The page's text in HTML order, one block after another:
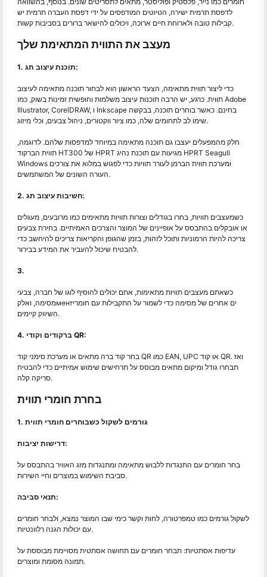
לדפסת תרמית ישירה, הטיוטים המודפסים על ידי דפסת העברה תרמית יש
קבילות טובה ולארוחת חיים ארוכה, ויכולים להישאר ברורים בסביבות קשות.
מעצב את התווית המתאימת שלך
1. תוכנת עיצוב תג:
כדי ליצור תווית מתאימה, הצעד הראשון הוא לבחור תוכנה מתאימה לעיצוב
תווית. כרגע, יש הרבה תוכנות עיצוב משלמות וחופשית זמינות בשוק, כמו Adobe
Illustrator, CorelDRAW, ו Inkscape בחינם. כאשר בוחרים תוכנה, בבקשה
שימו לב לתחומים שלה, כמו ציור ווקטורים, ניהול צבעים, וכלי מיזוג.
חלק מהמפעלים יעצבו גם תוכנה מתאימה במיוחד למדפסות שלהם. לדוגמה,
תווית הברקוד HT300 של HPRT מגיעות עם תוכנת נהיג HPRT Seagull
Windows ומערכת תווית הברמן לעורר תוויות כדי לפגוש במלוא את צורכים
העורה השונים של המשתמשים.
2. חשיבות עיצוב תג:
כשמעצבים תוויות, בחרו בגודלים וצורות תוויות מתאימים כמו מרובעים, מעגלים
או אובקלים בהתבסס על אופיינים של המוצר והצרכים האמיתיים. בחירת צבעים
צריכה להיות הרמוניות ותוכל לזהות, בזמן שהגופן והקריאות צריכים להיחשב כדי
להבטיח שיכול להעביר את המידע בבירור.
3.
כשאתם מעצבים תוויות מתאימות, אתם יכולים להוסיף לוגו של חברה, צבעי
מסימה, ואלקментים אחרים של מסימה כדי לשמור על התקבילות עם חומרי
השיווק קיימים.
4. ברקודים וקודי QR:
בחר קוד ברה מתאים או מערכת סימני קוד QR כמו EAN, UPC או קוד QR. ואז
תבחרו גודל ומיקום מתאים מבוסס על תרחישים שימוש אמיתיים כדי להבטיח
סריקה קלה.
בחרת חומרי תווית
1. גורמים לשקול כשבוחרים חומרי תווית
דרישות יציבות:
בחר חומרים עם התנגדות ללבוש מתאימה ומתנגדות מזג האוויר בהתבסס על
סביבת השימוש במוצרים וחיי השירות.
תנאי סביבה:
לשקול גורמים כמו טמפרטורה, לחות וקשר כימי שבו המוצר נמצא, ולבחר חומרים
עם יכולות הגנה רלוונטיות.
עדיפות אסתטיות: תבחר חומרים עם תחושה אסתטית מסויימת מבוססת על
תמונה מסומת ומוצרים.